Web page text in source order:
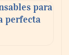
para
perfecta